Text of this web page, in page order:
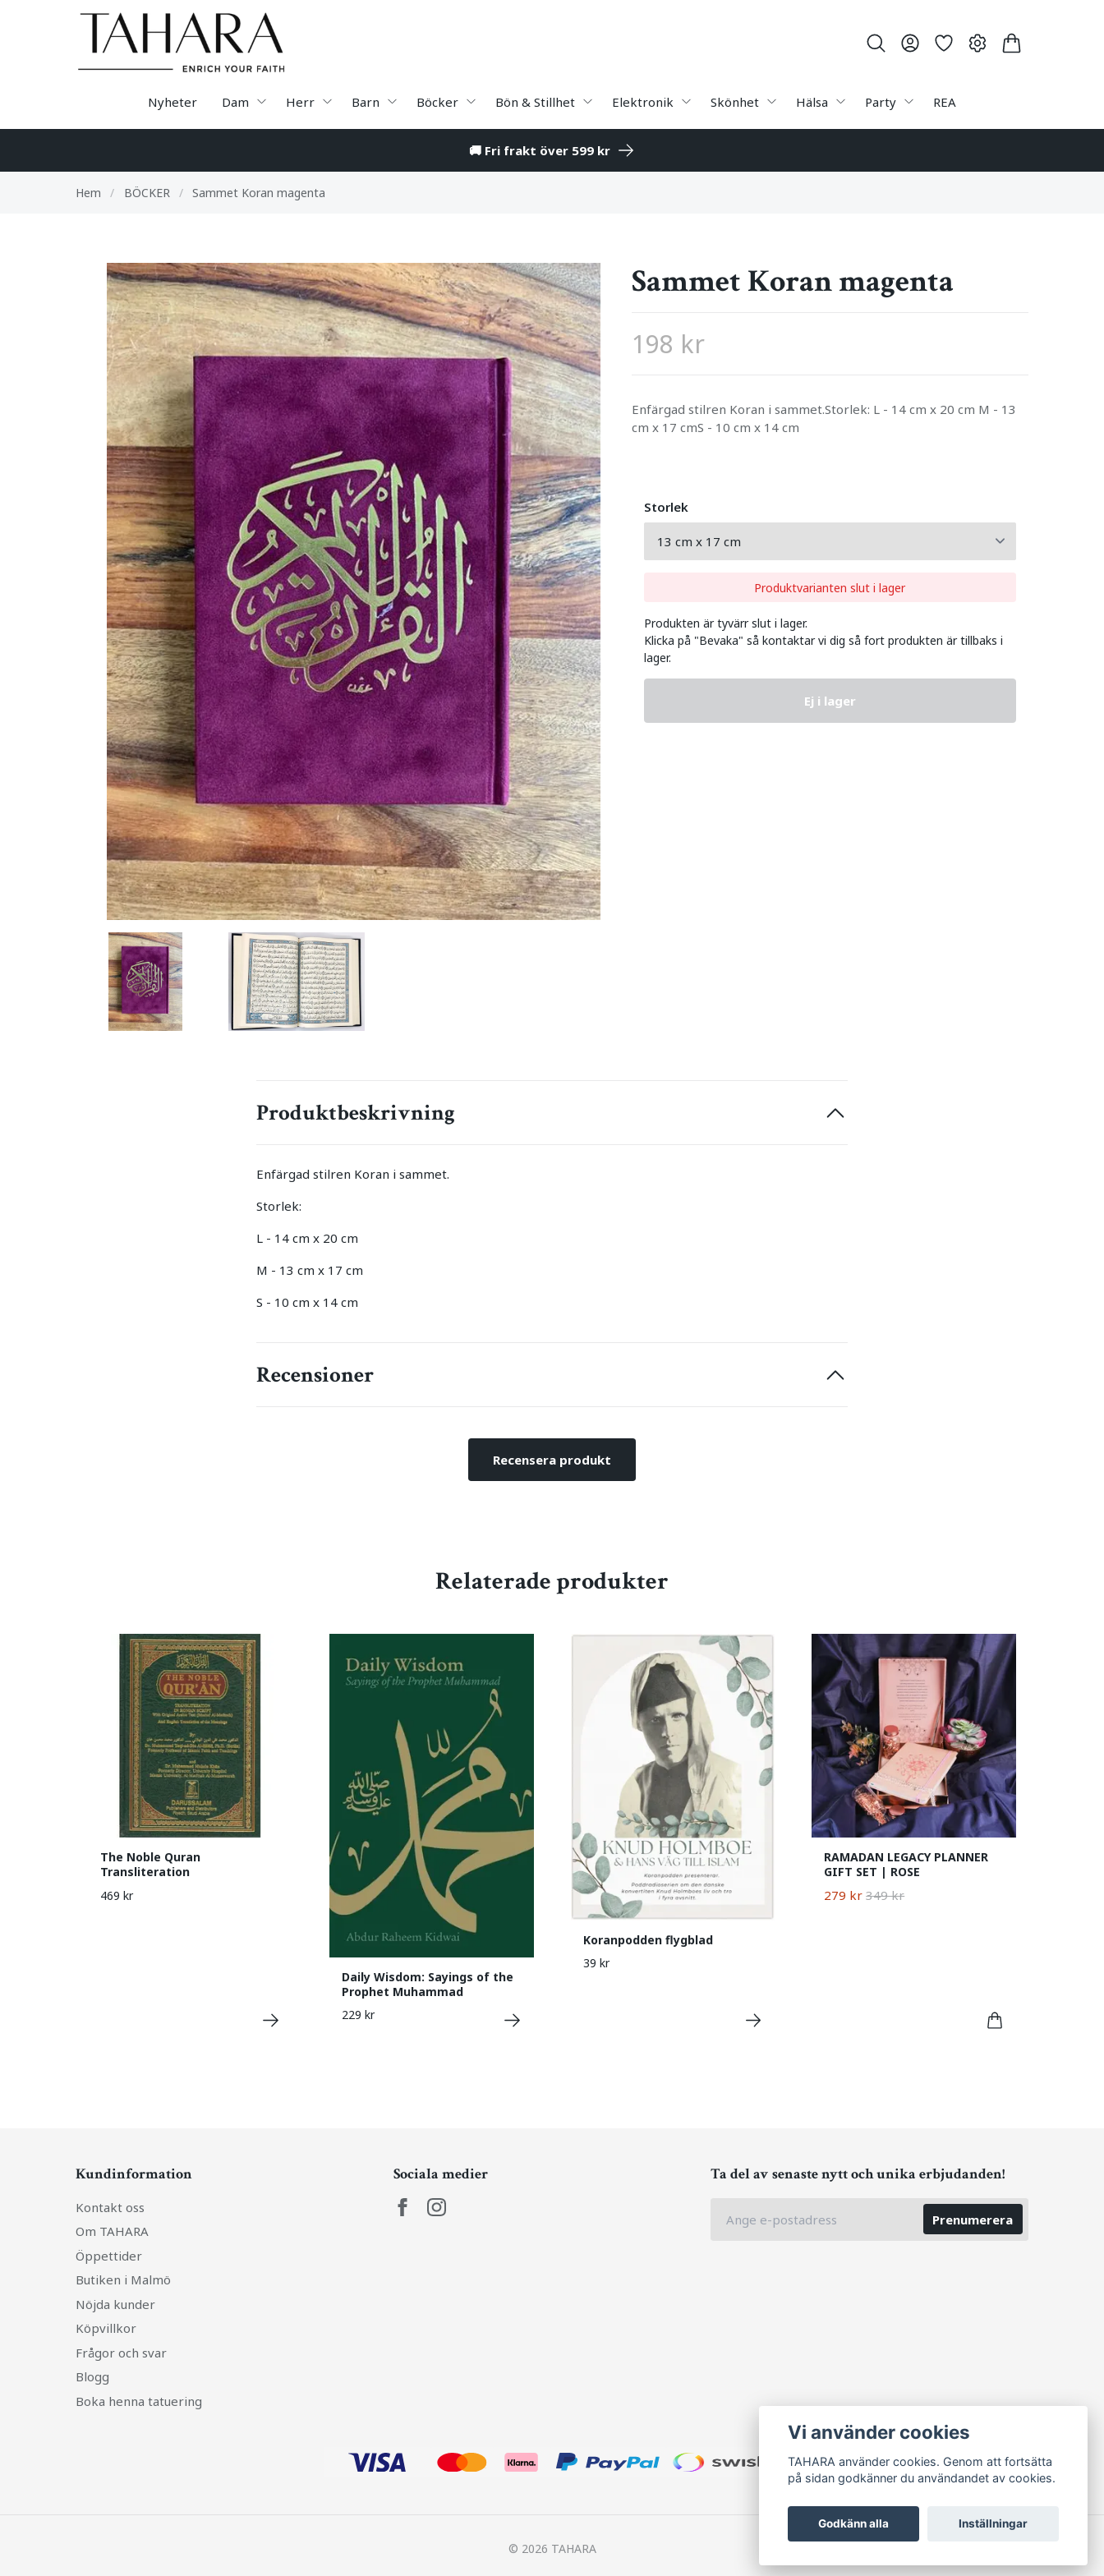
Nyheter Dam Herr Barn Böcker Bön & Stillhet Elektronik Skönhet Hälsa Party REA
🚚 Fri frakt över 599 kr
Hem / BÖCKER / Sammet Koran magenta
Sammet Koran magenta
198 kr
Enfärgad stilren Koran i sammet.Storlek: L - 14 cm x 20 cm M - 13
cm x 17 cmS - 10 cm x 14 cm
Storlek
Produktvarianten slut i lager
Produkten är tyvärr slut i lager.
Klicka på "Bevaka" så kontaktar vi dig så fort produkten är tillbaks i
lager.
Ej i lager
Produktbeskrivning
Enfärgad stilren Koran i sammet.
Storlek:
L - 14 cm x 20 cm
M - 13 cm x 17 cm
S - 10 cm x 14 cm
Recensioner
Recensera produkt
Relaterade produkter
The Noble Quran
Transliteration
469 kr
Daily Wisdom: Sayings of the
Prophet Muhammad
229 kr
Koranpodden flygblad
39 kr
RAMADAN LEGACY PLANNER
GIFT SET | ROSE
279 kr 349 kr
Kundinformation
Kontakt oss
Om TAHARA
Öppettider
Butiken i Malmö
Nöjda kunder
Köpvillkor
Frågor och svar
Blogg
Boka henna tatuering
Sociala medier Ta del av senaste nytt och unika erbjudanden!
Prenumerera
© 2026 TAHARA
Vi använder cookies
TAHARA använder cookies. Genom att fortsätta
på sidan godkänner du användandet av cookies.
Godkänn alla Inställningar